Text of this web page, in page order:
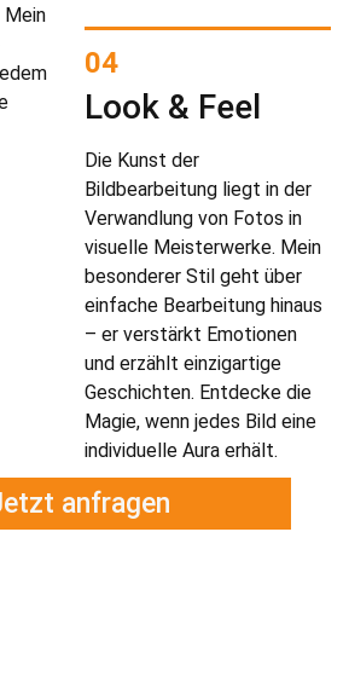
Mein
04
Look & Feel
Die Kunst der
Bildbearbeitung liegt in der
Verwandlung von Fotos in
visuelle Meisterwerke. Mein
besonderer Stil geht über
einfache Bearbeitung hinaus
– er verstärkt Emotionen
und erzählt einzigartige
Geschichten. Entdecke die
Magie, wenn jedes Bild eine
individuelle Aura erhält.
anfragen